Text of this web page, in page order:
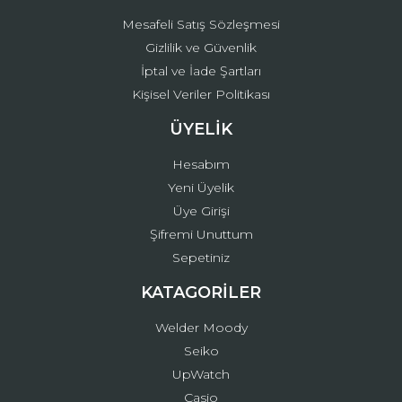
Mesafeli Satış Sözleşmesi
Gizlilik ve Güvenlik
İptal ve İade Şartları
Kişisel Veriler Politikası
ÜYELİK
Hesabım
Yeni Üyelik
Üye Girişi
Şifremi Unuttum
Sepetiniz
KATAGORİLER
Welder Moody
Seiko
UpWatch
Casio